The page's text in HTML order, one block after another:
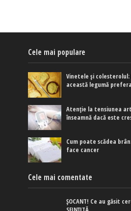
Cele mai populare
Vinetele și
această legumă
Atenție la tensiunea
înseamnă dacă este
Cum poate scădea
face cancer
Cele mai comentate
ȘOCANT! Ce au găsit